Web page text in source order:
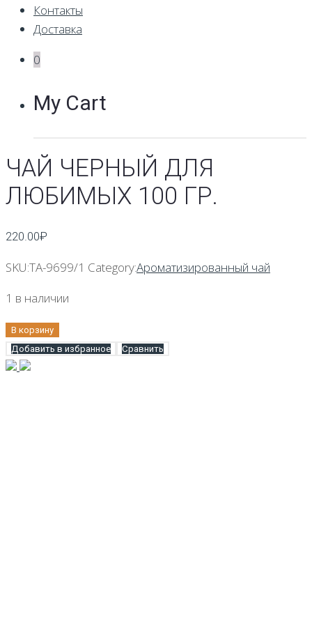
Контакты
Доставка
0
My Cart
ЧАЙ ЧЕРНЫЙ ДЛЯ
ЛЮБИМЫХ 100 ГР.
220.00₽
SKU:TA-9699/1 Category:Ароматизированный чай
1 в наличии
В корзину
Добавить в избранное
Сравнить